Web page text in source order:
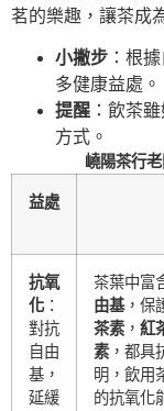
茗的樂趣，讓茶成
小撇步 ：根
多健康益處。
提醒 ：飲茶
方式。
嶢陽茶行
益處
抗氧
化：
對抗
自由
基，
延緩
茶葉中富
由基，保
茶素， 紅
素，都具
明，飲用
的抗氧化